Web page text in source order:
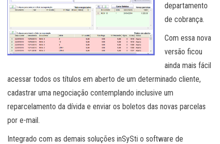
departamento
de cobrança.
Com essa nova
versão ficou
ainda mais fácil
acessar todos os títulos em aberto de um determinado cliente,
cadastrar uma negociação contemplando inclusive um
reparcelamento da dívida e enviar os boletos das novas parcelas
por e-mail.
Integrado com as demais soluções inSySti o software de